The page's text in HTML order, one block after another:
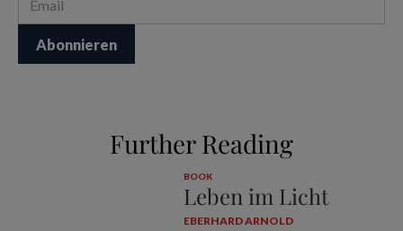
Further Reading
BOOK
Leben im Licht
EBERHARD ARNOLD